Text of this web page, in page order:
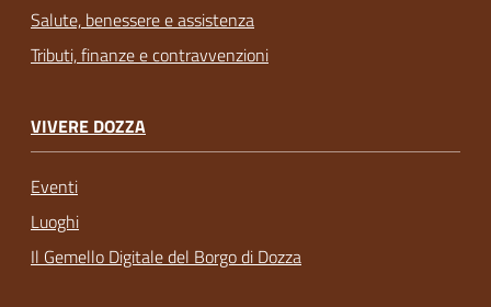
Salute, benessere e assistenza
Tributi, finanze e contravvenzioni
VIVERE DOZZA
Eventi
Luoghi
Il Gemello Digitale del Borgo di Dozza